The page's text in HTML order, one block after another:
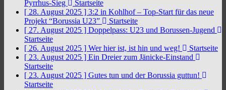
Pyrrhus-Sieg
Startseite
[ 28. August 2025 ] 3:2 in Kohlhof – Top-Start für das neue
Projekt “Borussia U23”
Startseite
[ 27. August 2025 ] Doppelpass: U23 und Borussen-Jugend
Startseite
[ 26. August 2025 ] Wer hier ist, ist hin und weg!
Startseite
[ 23. August 2025 ] Ein Dreier zum Jänicke-Einstand
Startseite
[ 23. August 2025 ] Gutes tun und der Borussia guttun!
Startseite